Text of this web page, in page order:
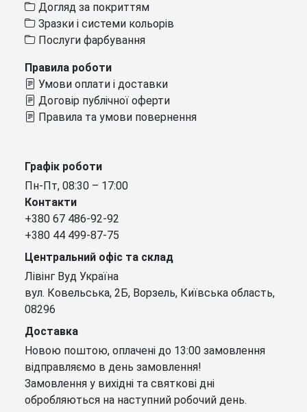
Догляд за покриттям
Зразки і системи кольорів
Послуги фарбування
Правила роботи
Умови оплати і доставки
Договір публічної оферти
Правила та умови повернення
Графік роботи
Пн-Пт, 08:30 – 17:00
Контакти
+380 67 486-92-92
+380 44 499-87-75
Центральний офіс та склад
Лівінг Вуд Україна
вул. Ковельська, 2Б, Ворзель, Київська область,
08296
Доставка
Новою поштою, оплачені до 13:00 замовлення
відправляємо в день замовлення!
Замовлення у вихідні та святкові дні
обробляються на наступний робочий день.